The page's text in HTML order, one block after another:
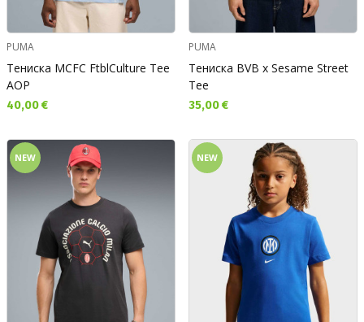
PUMA
Тениска MCFC FtblCulture Tee
AOP
Текуща цена:
40,00 €
PUMA
Тениска BVB x Sesame Street
Tee
Текуща цена:
35,00 €
NEW NEW